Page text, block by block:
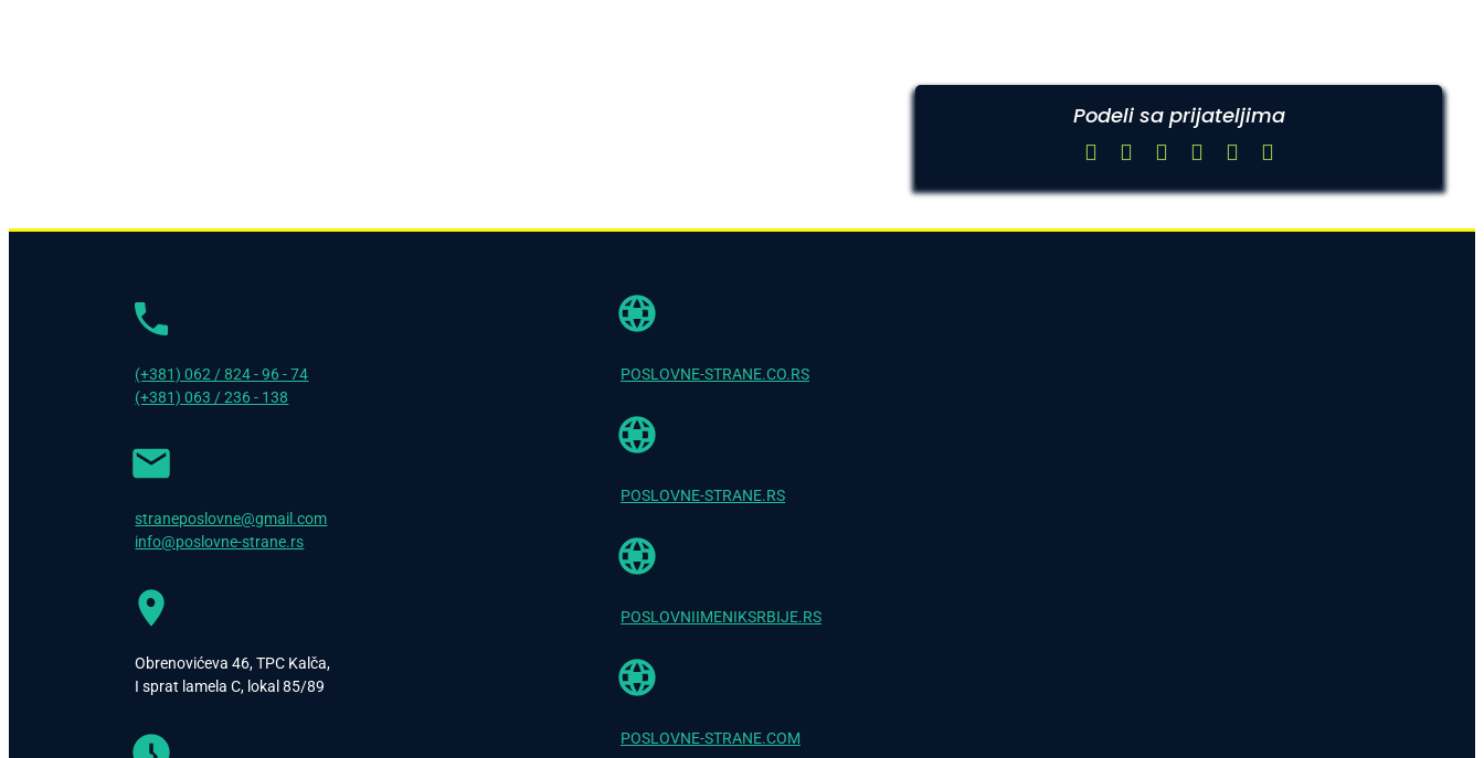
Podeli sa prijateljima
(+381) 062 / 824 - 96 - 74
(+381) 063 / 236 - 138
straneposlovne@gmail.com
info@poslovne-strane.rs
Obrenovićeva 46, TPC Kalča,
I sprat lamela C, lokal 85/89
POSLOVNE-STRANE.CO.RS
POSLOVNE-STRANE.RS
POSLOVNIIMENIKSRBIJE.RS
POSLOVNE-STRANE.COM